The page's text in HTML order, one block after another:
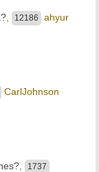
12186
ahyur
CarlJohnson
1737